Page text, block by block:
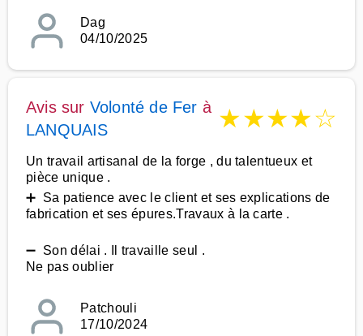
Dag
04/10/2025
Avis sur Volonté de Fer à
LANQUAIS
★★★★☆
Un travail artisanal de la forge , du talentueux et
pièce unique .
➕ Sa patience avec le client et ses explications de
fabrication et ses épures.Travaux à la carte .
➖ Son délai . Il travaille seul .
Ne pas oublier
Patchouli
17/10/2024